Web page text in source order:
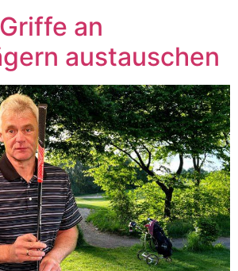
an
austauschen